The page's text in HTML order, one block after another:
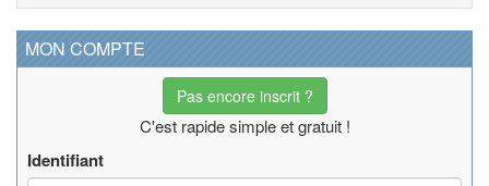
MON COMPTE
Pas encore inscrit ?
C'est rapide simple et gratuit !
Identifiant